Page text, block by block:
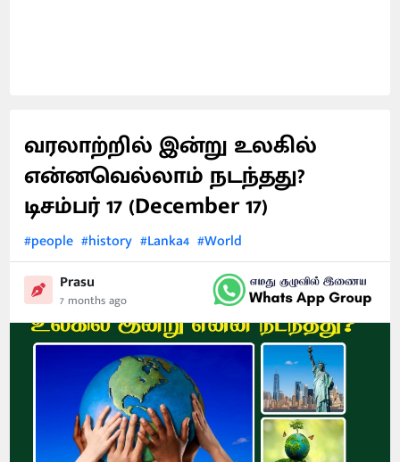
வரலாற்றில் இன்று உலகில்
என்னவெல்லாம் நடந்தது?
டிசம்பர் 17 (December 17)
#people #history #Lanka4 #World
Prasu
7 months ago